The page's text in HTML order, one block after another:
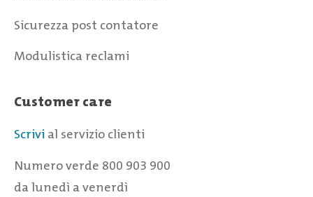
Sicurezza post contatore
Modulistica reclami
Customer care
Scrivi al servizio clienti
Numero verde 800 903 900
da lunedì a venerdì